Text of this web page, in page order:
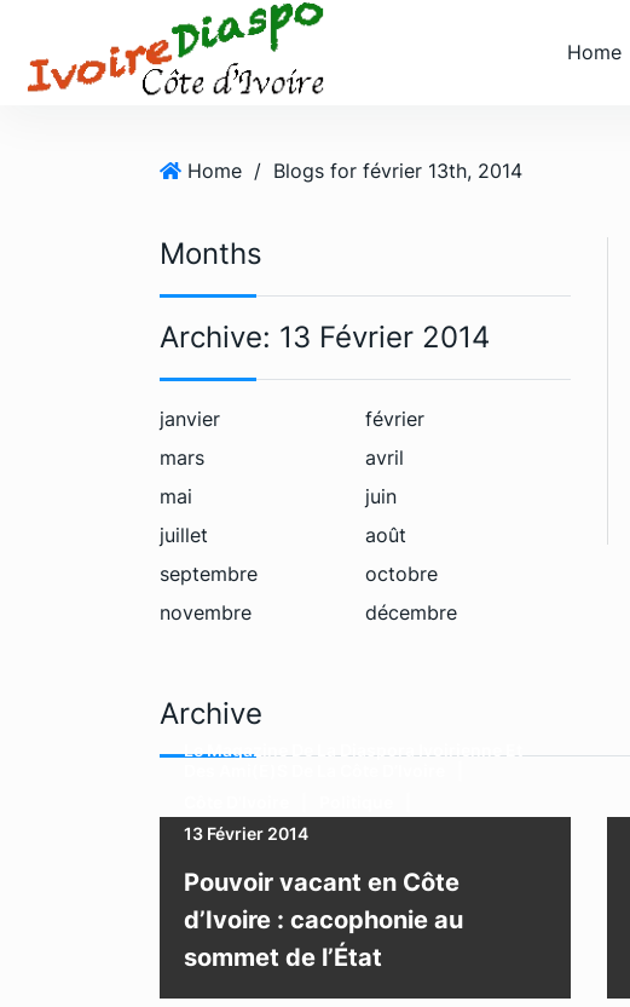
Home
Home / Blogs for février 13th, 2014
Months
Archive: 13 Février 2014
janvier
février
mars
avril
mai
juin
juillet
août
septembre
octobre
novembre
décembre
Archive
Le Magazine De La Diaspora Ivoirienne Et
13 Février 2014
Pouvoir vacant en Côte
d’Ivoire : cacophonie au
sommet de l’État